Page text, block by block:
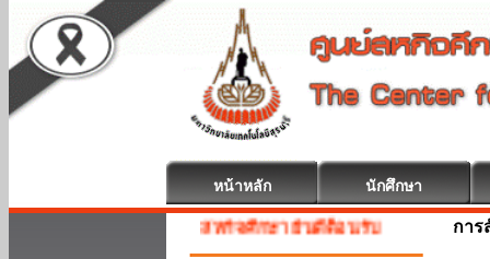
หน้าหลัก นักศึกษา
สหกิจศึกษา ยินดีต้อนรับ การ